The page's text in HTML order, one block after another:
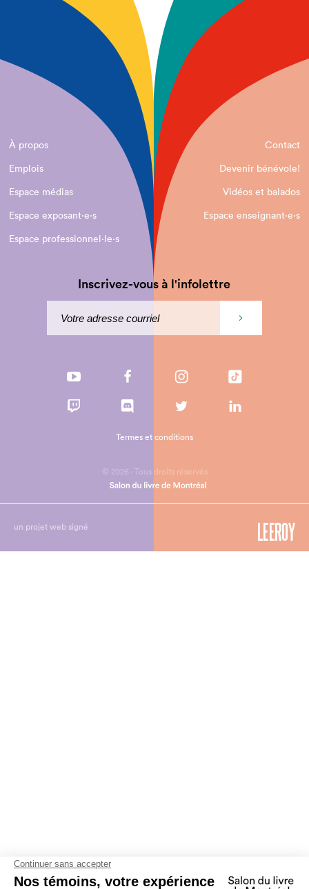
À propos
Contact
Emplois
Devenir bénévole!
Espace médias
Vidéos et balados
Espace exposant·e⋅s
Espace enseignant·e⋅s
Espace professionnel·le⋅s
Inscrivez-vous à l'infolettre
© 2026 - Tous droits réservés
Termes et conditions
un projet web signé